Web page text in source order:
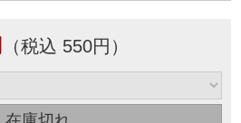
（税込 550円）